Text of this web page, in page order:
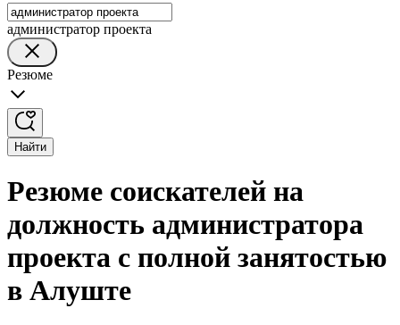
администратор проекта
Резюме
Найти
Резюме соискателей на
должность администратора
проекта с полной занятостью
в Алуште